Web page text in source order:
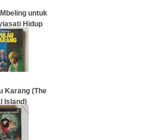
untuk
Hidup
Karang (The
Island)